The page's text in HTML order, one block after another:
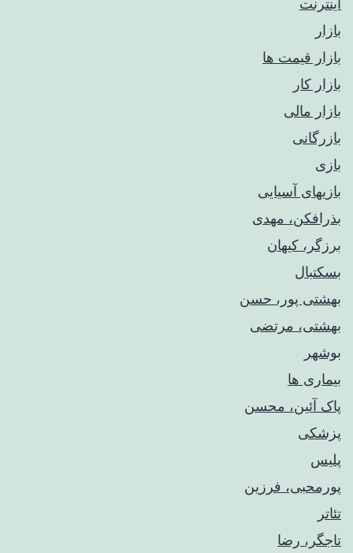
اینترنت
بازار
بازار قیمت ها
بازار کار
بازار مالی
بازرگانی
بازی
بازیهای آسیایی
بذرافکن، مهدی
برزگر، کیهان
بسکتبال
بهشتی پور، حسن
بهشتی، مرتضی
بوشهر
بیماری ها
پاک آئین، محسن
پزشکی
پلیس
پورمحبی، فرزین
تئاتر
تاجگر، رضا